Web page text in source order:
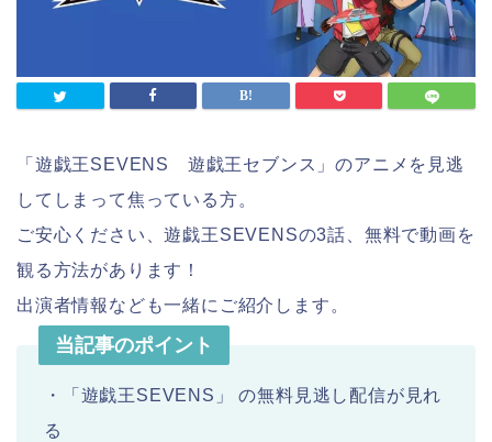
「遊戯王SEVENS 遊戯王セブンス」のアニメを見逃
してしまって焦っている方。
ご安心ください、遊戯王SEVENSの3話、無料で動画を
観る方法があります！
出演者情報なども一緒にご紹介します。
当記事のポイント
・「遊戯王SEVENS」 の無料見逃し配信が見れ
る